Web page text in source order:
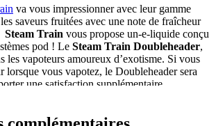
va vous impressionner avec leur gamme
saveurs fruitées avec une note de fraîcheur
Steam Train vous propose un-e-liquide conçu
pod ! Le Steam Train Doubleheader,
les vapoteurs amoureux d’exotisme. Si vous
lorsque vous vapotez, le Doubleheader sera
une satisfaction supplémentaire.